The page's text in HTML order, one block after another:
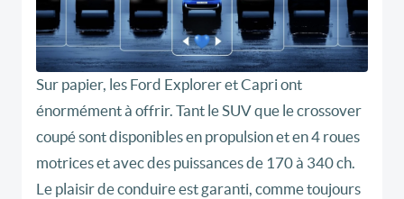
Sur papier, les Ford Explorer et Capri ont
énormément à offrir. Tant le SUV que le crossover
coupé sont disponibles en propulsion et en 4 roues
motrices et avec des puissances de 170 à 340 ch.
Le plaisir de conduire est garanti, comme toujours